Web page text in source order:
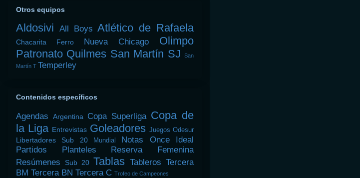
Otros equipos
Aldosivi All Boys Atlético de Rafaela
Chacarita Ferro Nueva Chicago
Olimpo
Patronato Quilmes San Martín SJ
San
Martín T Temperley
Contenidos específicos
Agendas Argentina Copa Superliga Copa de
la Liga Entrevistas Goleadores Juegos Odesur
Libertadores Sub 20 Mundial Notas
Once Ideal
Partidos
Planteles
Reserva Femenina
Resúmenes
Sub 20 Tablas Tableros Tercera
BM Tercera BN Tercera C Trofeo de Campeones